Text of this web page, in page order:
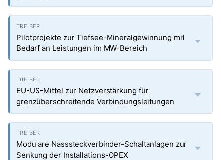
Pilotprojekte zur Tiefsee-Mineralgewinnung mit
Bedarf an Leistungen im MW-Bereich
EU-US-Mittel zur Netzverstärkung für
grenzüberschreitende Verbindungsleitungen
Modulare Nasssteckverbinder-Schaltanlagen zur
Senkung der Installations-OPEX